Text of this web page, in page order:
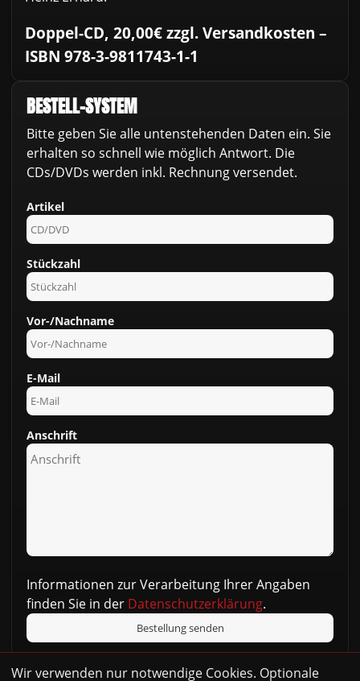
Doppel-CD, 20,00€ zzgl. Versandkosten –
ISBN 978-3-9811743-1-1
BESTELL-SYSTEM
Bitte geben Sie alle untenstehenden Daten ein. Sie
erhalten so schnell wie möglich Antwort. Die
CDs/DVDs werden inkl. Rechnung versendet.
Artikel
Stückzahl
Vor-/Nachname
E-Mail
Anschrift
Informationen zur Verarbeitung Ihrer Angaben
finden Sie in der Datenschutzerklärung.
Wir verwenden nur notwendige Cookies. Optionale